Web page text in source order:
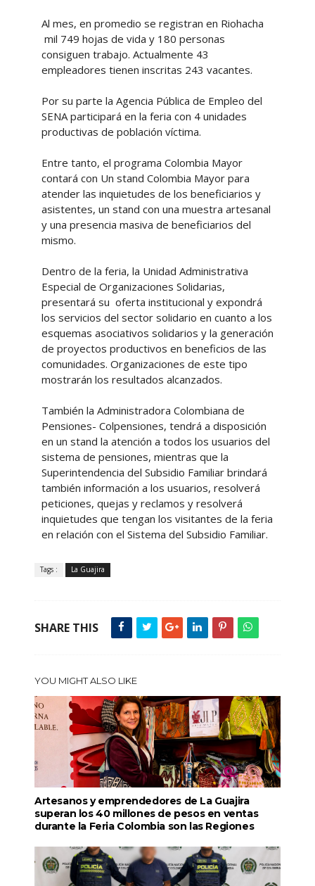
Al mes, en promedio se registran en Riohacha
mil 749 hojas de vida y 180 personas
consiguen trabajo. Actualmente 43
empleadores tienen inscritas 243 vacantes.
Por su parte la Agencia Pública de Empleo del
SENA participará en la feria con 4 unidades
productivas de población víctima.
Entre tanto, el programa Colombia Mayor
contará con Un stand Colombia Mayor para
atender las inquietudes de los beneficiarios y
asistentes, un stand con una muestra artesanal
y una presencia masiva de beneficiarios del
mismo.
Dentro de la feria, la Unidad Administrativa
Especial de Organizaciones Solidarias,
presentará su oferta institucional y expondrá
los servicios del sector solidario en cuanto a los
esquemas asociativos solidarios y la generación
de proyectos productivos en beneficios de las
comunidades. Organizaciones de este tipo
mostrarán los resultados alcanzados.
También la Administradora Colombiana de
Pensiones- Colpensiones, tendrá a disposición
en un stand la atención a todos los usuarios del
sistema de pensiones, mientras que la
Superintendencia del Subsidio Familiar brindará
también información a los usuarios, resolverá
peticiones, quejas y reclamos y resolverá
inquietudes que tengan los visitantes de la feria
en relación con el Sistema del Subsidio Familiar.
Tags : La Guajira
SHARE THIS
YOU MIGHT ALSO LIKE
Artesanos y emprendedores de La Guajira
superan los 40 millones de pesos en ventas
durante la Feria Colombia son las Regiones